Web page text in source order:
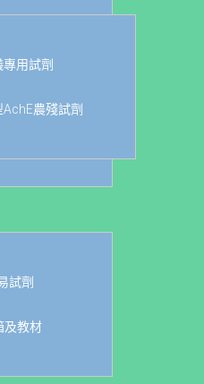
用試劑
農殘試劑
試劑
及教材